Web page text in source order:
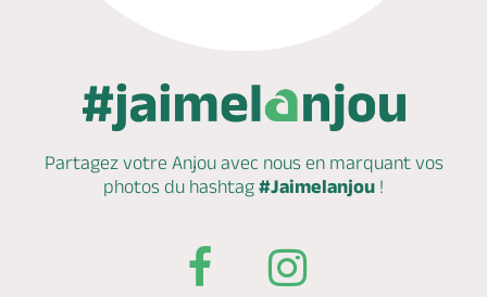
Partagez votre Anjou avec nous en marquantvos
photos du hashtag #Jaimelanjou !